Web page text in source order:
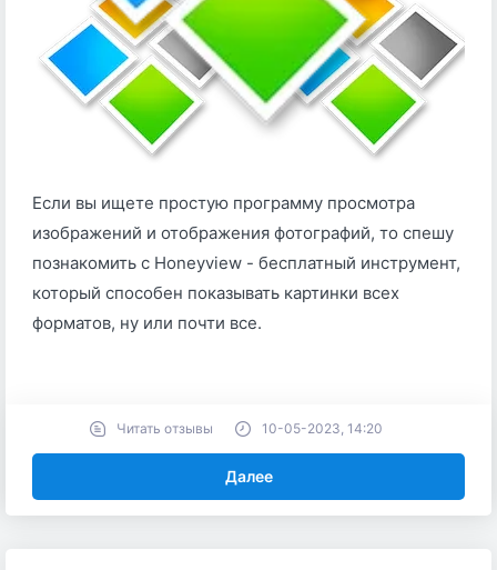
Если вы ищете простую программу просмотра
изображений и отображения фотографий, то спешу
познакомить с Honeyview - бесплатный инструмент,
который способен показывать картинки всех
форматов, ну или почти все.
Далее
Читать отзывы 10-05-2023, 14:20